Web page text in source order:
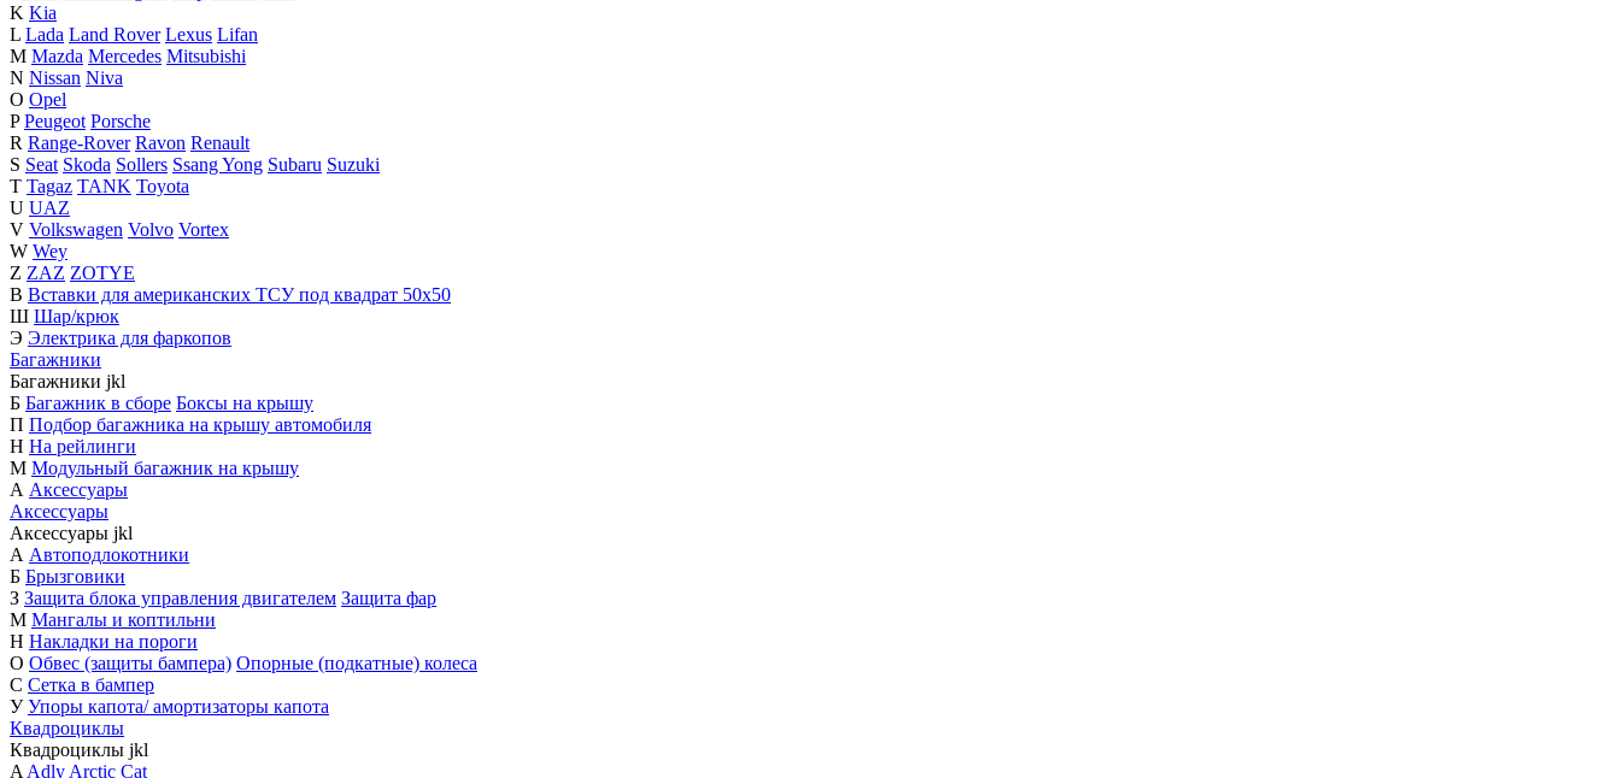
K Kia
L Lada Land Rover Lexus Lifan
M Mazda Mercedes Mitsubishi
N Nissan Niva
O Opel
P Peugeot Porsche
R Range-Rover Ravon Renault
S Seat Skoda Sollers Ssang Yong Subaru Suzuki
T Tagaz TANK Toyota
U UAZ
V Volkswagen Volvo Vortex
W Wey
Z ZAZ ZOTYE
В Вставки для американских ТСУ под квадрат 50х50
Ш Шар/крюк
Э Электрика для фаркопов
Багажники
Багажники jkl
Б Багажник в сборе Боксы на крышу
П Подбор багажника на крышу автомобиля
Н На рейлинги
М Модульный багажник на крышу
А Аксессуары
Аксессуары
Аксессуары jkl
А Автоподлокотники
Б Брызговики
З Защита блока управления двигателем Защита фар
М Мангалы и коптильни
Н Накладки на пороги
О Обвес (защиты бампера) Опорные (подкатные) колеса
С Сетка в бампер
У Упоры капота/ амортизаторы капота
Квадроциклы
Квадроциклы jkl
AAdlyArctic Cat